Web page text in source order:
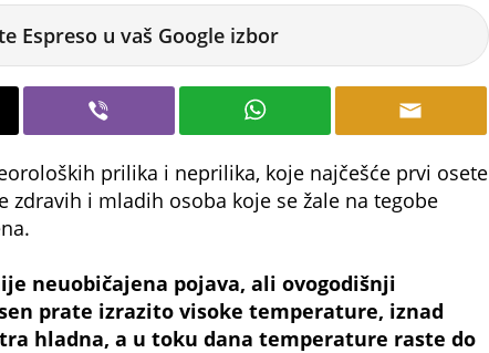
Espreso u vaš Google izbor
prilika i neprilika, koje najčešće prvi osete
zdravih i mladih osoba koje se žale na tegobe
neuobičajena pojava, ali ovogodišnji
prate izrazito visoke temperature, iznad
hladna, a u toku dana temperature raste do